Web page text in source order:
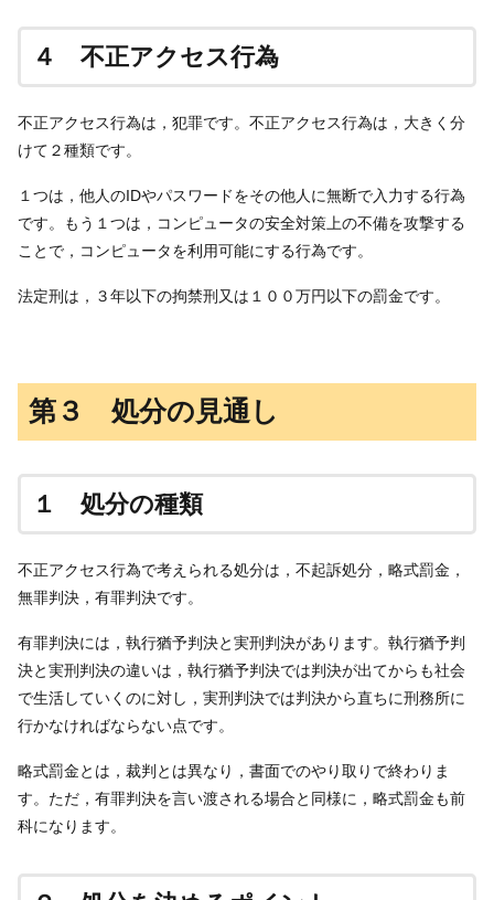
４ 不正アクセス行為
不正アクセス行為は，犯罪です。不正アクセス行為は，大きく分
けて２種類です。
１つは，他人のIDやパスワードをその他人に無断で入力する行為
です。もう１つは，コンピュータの安全対策上の不備を攻撃する
ことで，コンピュータを利用可能にする行為です。
法定刑は，３年以下の拘禁刑又は１００万円以下の罰金です。
第３ 処分の見通し
１ 処分の種類
不正アクセス行為で考えられる処分は，不起訴処分，略式罰金，
無罪判決，有罪判決です。
有罪判決には，執行猶予判決と実刑判決があります。執行猶予判
決と実刑判決の違いは，執行猶予判決では判決が出てからも社会
で生活していくのに対し，実刑判決では判決から直ちに刑務所に
行かなければならない点です。
略式罰金とは，裁判とは異なり，書面でのやり取りで終わりま
す。ただ，有罪判決を言い渡される場合と同様に，略式罰金も前
科になります。